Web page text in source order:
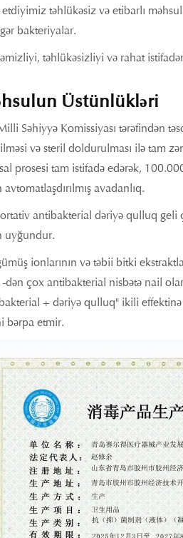
təhlükəsiz və etibarlı
bakteriyalar.
təhlükəsizliyi və rahat
Üstünlükləri
Səhiyyə Komissiyası tərəfindən
və steril doldurulması ilə tam
prosesi tam istifadə edərək,
avadanlıq.
antibakterial dəriyə qulluq geli
uyğundur.
ionlarının və təbii bitki
dən çox antibakterial nisbətə nail
+ dəriyə qulluq" ikili
bərpa etmir.